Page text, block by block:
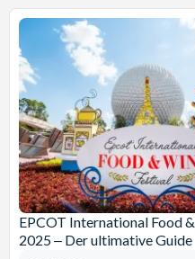
EPCOT International Food
2025 ‒ Der ultimative Guide